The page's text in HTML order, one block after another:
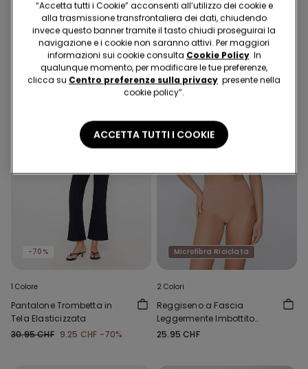
Micro Riciclata
16.95 CHF 10.00 CHF-41%
Imbottita Scollata
Microfibra Riciclata
25.95 CHF
-70%
1 Colore
Pantalone Trombetta in
Tela Elasticizzata
30.95 CHF 9.25 CHF -70%
Microfibra Riciclata
2 Colori
Reggiseno a Fascia
Leggermente Imbottito
Microfibra Riciclata Full
25.95 CHF
“Accetta tutti i Cookie” acconsenti all’utilizzo dei cookie e
alla trasmissione transfrontaliera dei dati, chiudendo
invece questo banner tramite il tasto chiudi proseguirai la
navigazione e i cookie non saranno attivi. Per maggiori
informazioni sui cookie consulta Cookie Policy. In
qualunque momento, per modificare le tue preferenze,
clicca su Centro preferenze sulla privacy presente nella
cookie policy”.
ACCETTA TUTTI I COOKIE